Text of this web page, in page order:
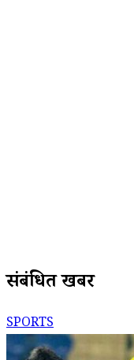
संबंधित खबरें
SPORTS